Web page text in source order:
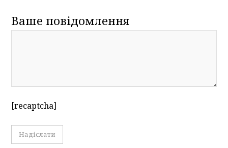
Ваше повідомлення
[recaptcha]